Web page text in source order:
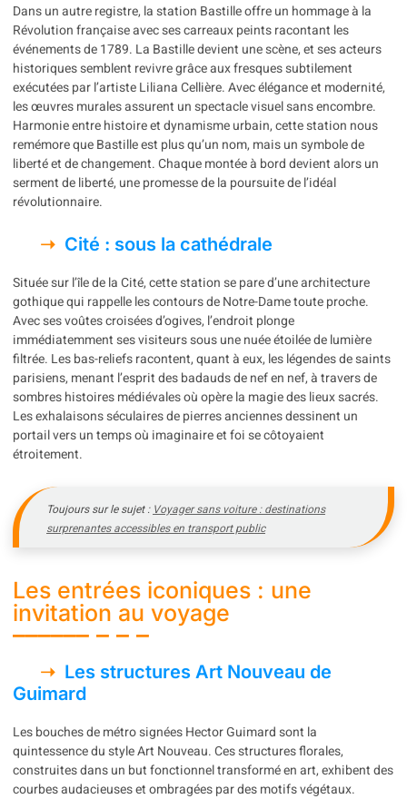
Dans un autre registre, la station Bastille offre un hommage à la
Révolution française avec ses carreaux peints racontant les
événements de 1789. La Bastille devient une scène, et ses acteurs
historiques semblent revivre grâce aux fresques subtilement
exécutées par l’artiste Liliana Cellière. Avec élégance et modernité,
les œuvres murales assurent un spectacle visuel sans encombre.
Harmonie entre histoire et dynamisme urbain, cette station nous
remémore que Bastille est plus qu’un nom, mais un symbole de
liberté et de changement. Chaque montée à bord devient alors un
serment de liberté, une promesse de la poursuite de l’idéal
révolutionnaire.
Cité : sous la cathédrale
Située sur l’île de la Cité, cette station se pare d’une architecture
gothique qui rappelle les contours de Notre-Dame toute proche.
Avec ses voûtes croisées d’ogives, l’endroit plonge
immédiatemment ses visiteurs sous une nuée étoilée de lumière
filtrée. Les bas-reliefs racontent, quant à eux, les légendes de saints
parisiens, menant l’esprit des badauds de nef en nef, à travers de
sombres histoires médiévales où opère la magie des lieux sacrés.
Les exhalaisons séculaires de pierres anciennes dessinent un
portail vers un temps où imaginaire et foi se côtoyaient
étroitement.
Toujours sur le sujet : Voyager sans voiture : destinations
surprenantes accessibles en transport public
Les entrées iconiques : une
invitation au voyage
Les structures Art Nouveau de
Guimard
Les bouches de métro signées Hector Guimard sont la
quintessence du style Art Nouveau. Ces structures florales,
construites dans un but fonctionnel transformé en art, exhibent des
courbes audacieuses et ombragées par des motifs végétaux.